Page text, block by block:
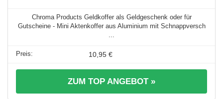
Chroma Products Geldkoffer als Geldgeschenk oder für
Gutscheine - Mini Aktenkoffer aus Aluminium mit Schnappversch
10,95 €
ZUM TOP ANGEBOT »